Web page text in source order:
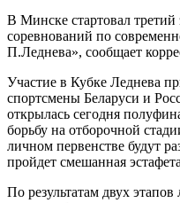
В Минске стартовал
соревнований по
П.Леднева», сообщает
Участие в Кубке Леднева
спортсмены Беларуси и
открылась сегодня
борьбу на отборочной
личном первенстве будут
пройдет смешанная
По результатам двух